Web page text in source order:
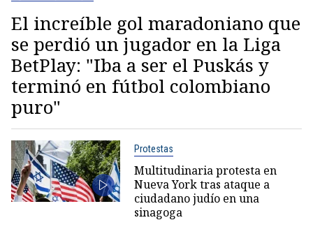
El increíble gol maradoniano que
se perdió un jugador en la Liga
BetPlay: "Iba a ser el Puskás y
terminó en fútbol colombiano
puro"
Protestas
Multitudinaria protesta en
Nueva York tras ataque a
ciudadano judío en una
sinagoga